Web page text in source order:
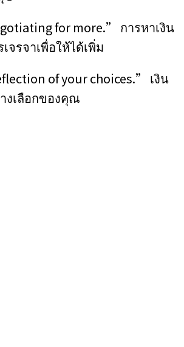
for more.” การหาเงิน
จรจาเพื่อให้ได้เพิ่ม
of your choices.” เงิน
งเลือกของคุณ